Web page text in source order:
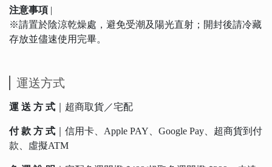
注意事項 |
※請置於陰涼乾燥處，避免受潮及陽光直射；開封後請冷藏
存放並儘速使用完畢。
運送方式
運 送 方 式 ｜超商取貨／宅配
付 款 方 式 ｜信用卡、Apple PAY、Google Pay、超商貨到付
款、虛擬ATM